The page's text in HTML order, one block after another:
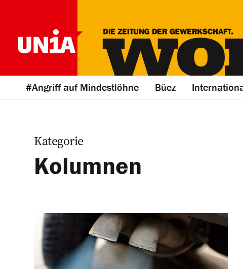
#Angriff auf Mindestlöhne Büez
Kategorie
Kolumnen